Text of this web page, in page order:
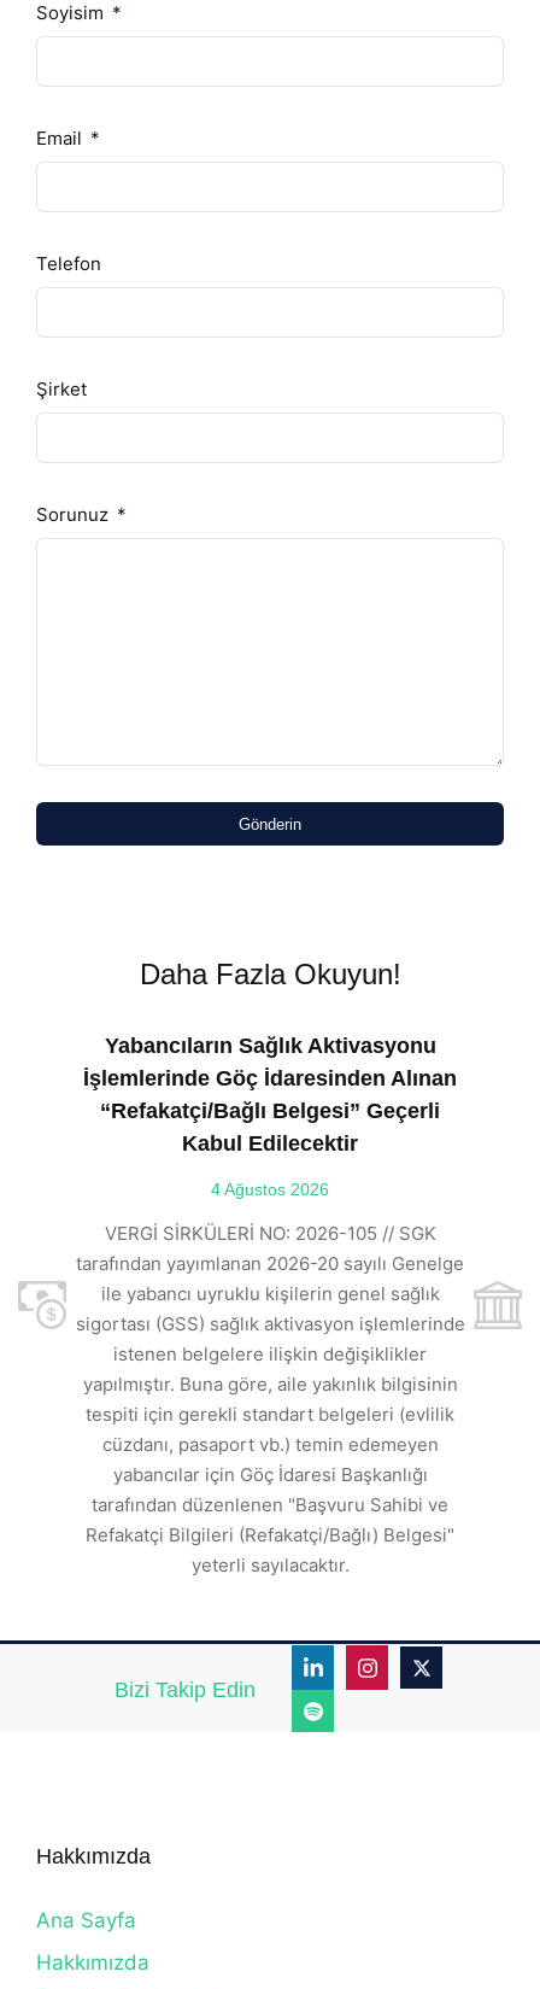
Soyisim
Email
Telefon
Şirket
Sorunuz
Gönderin
Daha Fazla Okuyun!
Yabancıların Sağlık Aktivasyonu
İşlemlerinde Göç İdaresinden Alınan
“Refakatçi/Bağlı Belgesi” Geçerli
Kabul Edilecektir
4 Ağustos 2026
VERGİ SİRKÜLERİ NO: 2026-105 // SGK
tarafından yayımlanan 2026-20 sayılı Genelge
ile yabancı uyruklu kişilerin genel sağlık
sigortası (GSS) sağlık aktivasyon işlemlerinde
istenen belgelere ilişkin değişiklikler
yapılmıştır. Buna göre, aile yakınlık bilgisinin
tespiti için gerekli standart belgeleri (evlilik
cüzdanı, pasaport vb.) temin edemeyen
yabancılar için Göç İdaresi Başkanlığı
tarafından düzenlenen "Başvuru Sahibi ve
Refakatçi Bilgileri (Refakatçi/Bağlı) Belgesi"
yeterli sayılacaktır.
Bizi Takip Edin
Hakkımızda
Ana Sayfa
Hakkımızda